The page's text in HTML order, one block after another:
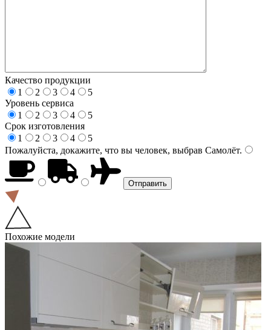
Качество продукции
1
2 3 4
5
Уровень сервиса
1
2 3 4
5
Срок изготовления
1
2 3 4
5
Пожалуйста, докажите, что вы человек, выбрав Самолёт.
Похожие модели